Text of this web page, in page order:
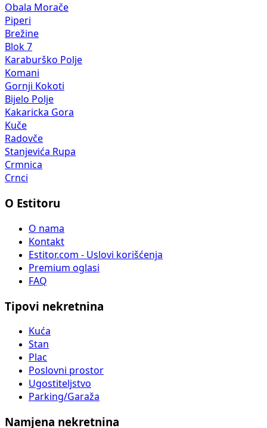
Obala Morače
Piperi
Brežine
Blok 7
Karaburško Polje
Komani
Gornji Kokoti
Bijelo Polje
Kakaricka Gora
Kuče
Radovče
Stanjevića Rupa
Crmnica
Crnci
O Estitoru
O nama
Kontakt
Estitor.com - Uslovi korišćenja
Premium oglasi
FAQ
Tipovi nekretnina
Kuća
Stan
Plac
Poslovni prostor
Ugostiteljstvo
Parking/Garaža
Namjena nekretnina